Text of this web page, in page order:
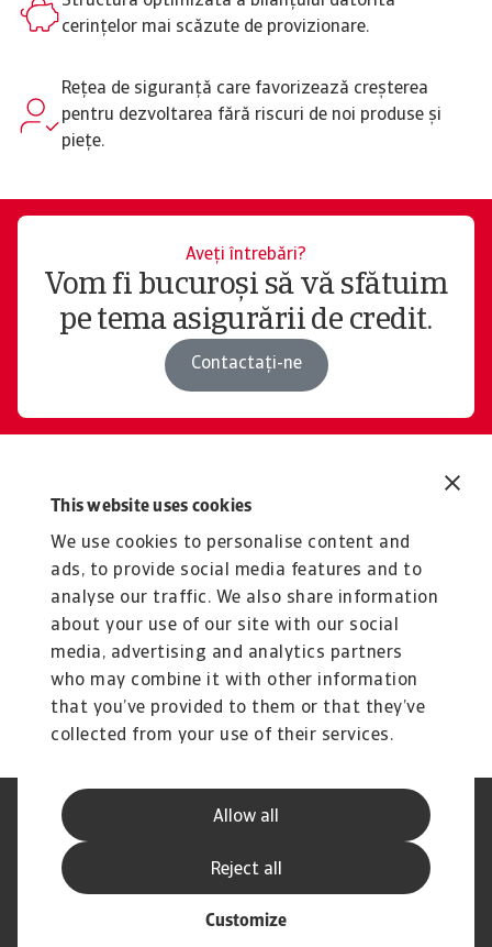
This website uses cookies
We use cookies to personalise content and
ads, to provide social media features and to
analyse our traffic. We also share information
about your use of our site with our social
media, advertising and analytics partners
who may combine it with other information
that you’ve provided to them or that they’ve
collected from your use of their services.
Allow all
Customize
Reject all
cerințelor mai scăzute de provizionare.
Rețea de siguranță care favorizează creșterea
pentru dezvoltarea fără riscuri de noi produse și
piețe.
Aveți întrebări?
Vom fi bucuroși să vă sfătuim
pe tema asigurării de credit.
Contactați-ne
Acest lucru ar putea, de asemenea, să vă intereseze
Soluțiile noastre de
asigurare a creditelor
Produs
Atradius Modula
Atradius Modula este asigurarea de credit ideală
pentru companiile care au nevoie de soluții ...
Declarație de Confidențialitate
Informații despre Cookie
Canale Speak Up
Informații Furnizor
GDPR